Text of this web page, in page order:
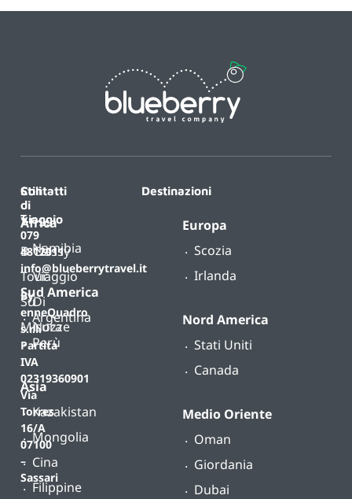
Contatti
T.
079
4812011
info@blueberrytravel.it
By
enneQuadro
s.r.l.
Partita
IVA
02319360901
Via
Torres
16/A
07100
–
Sassari
Destinazioni
Africa
Namibia
Sud America
Argentina
Perù
Asia
Kazakistan
Mongolia
Cina
Filippine
Europa
Scozia
Irlanda
Nord America
Stati Uniti
Canada
Medio Oriente
Oman
Giordania
Dubai
Stili
di
viaggio
B-
Tour
Su
Misura
Classy
Viaggio
Di
Nozze